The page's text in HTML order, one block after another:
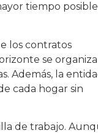
tiempo
los contratos
se
Además, la
cada hogar sin
de trabajo.